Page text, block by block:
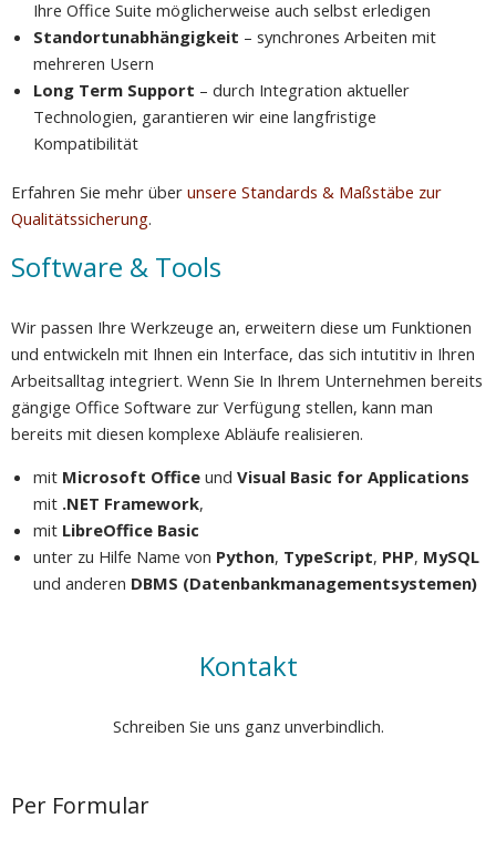
Ihre Office Suite möglicherweise auch selbst erledigen
Standortunabhängigkeit – synchrones Arbeiten mit
mehreren Usern
Long Term Support – durch Integration aktueller
Technologien, garantieren wir eine langfristige
Kompatibilität
Erfahren Sie mehr über unsere Standards & Maßstäbe zur
Qualitätssicherung.
Software & Tools
Wir passen Ihre Werkzeuge an, erweitern diese um Funktionen
und entwickeln mit Ihnen ein Interface, das sich intutitiv in Ihren
Arbeitsalltag integriert. Wenn Sie In Ihrem Unternehmen bereits
gängige Office Software zur Verfügung stellen, kann man
bereits mit diesen komplexe Abläufe realisieren.
mit Microsoft Office und Visual Basic for Applications
mit .NET Framework,
mit LibreOffice Basic
unter zu Hilfe Name von Python, TypeScript, PHP, MySQL
und anderen DBMS (Datenbankmanagementsystemen)
Kontakt
Schreiben Sie uns ganz unverbindlich.
Per Formular